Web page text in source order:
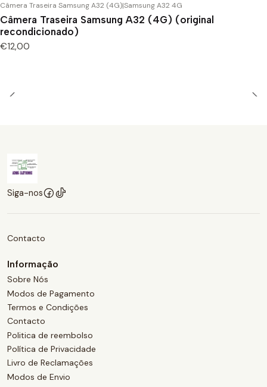
Câmera Traseira Samsung A32 (4G)|Samsung A32 4G
Câmera Traseira Samsung A32 (4G) (original
recondicionado)
€12,00
Siga-nos
Contacto
Informação
Sobre Nós
Modos de Pagamento
Termos e Condições
Contacto
Politica de reembolso
Política de Privacidade
Livro de Reclamações
Modos de Envio